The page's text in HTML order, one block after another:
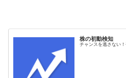
株の初動検知
チャンスを逃さない